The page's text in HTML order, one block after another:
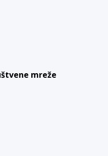
mreže